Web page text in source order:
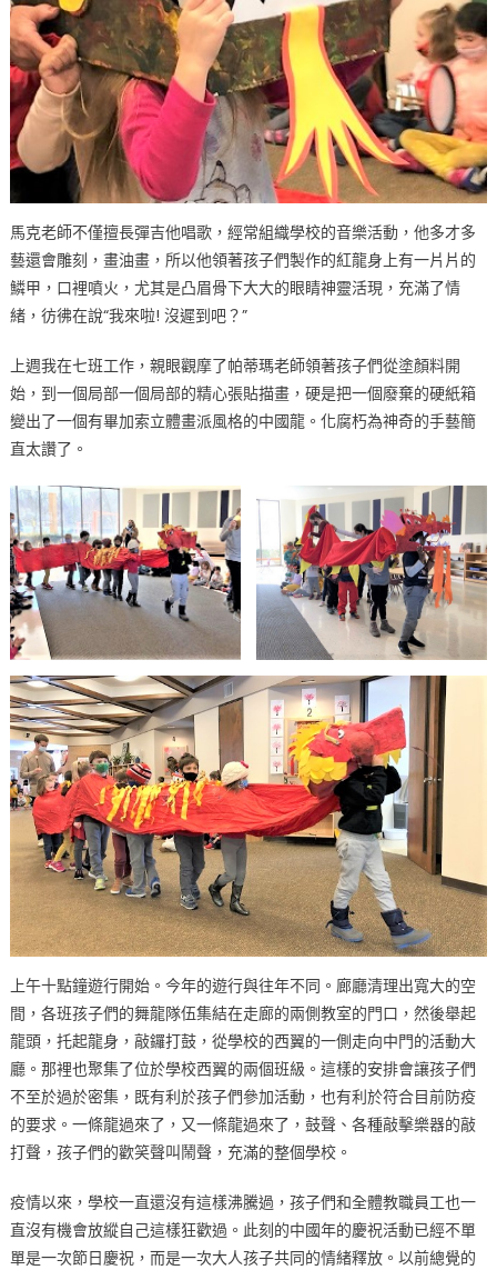
馬克老師不僅擅長彈吉他唱歌，經常組織學校的音樂活動，他多才多
藝還會雕刻，畫油畫，所以他領著孩子們製作的紅龍身上有一片片的
鱗甲，口裡噴火，尤其是凸眉骨下大大的眼睛神靈活現，充滿了情
緒，彷彿在說“我來啦! 沒遲到吧？”
上週我在七班工作，親眼觀摩了帕蒂瑪老師領著孩子們從塗顏料開
始，到一個局部一個局部的精心張貼描畫，硬是把一個廢棄的硬紙箱
變出了一個有畢加索立體畫派風格的中國龍。化腐朽為神奇的手藝簡
直太讚了。
上午十點鐘遊行開始。今年的遊行與往年不同。廊廳清理出寬大的空
間，各班孩子們的舞龍隊伍集結在走廊的兩側教室的門口，然後舉起
龍頭，托起龍身，敲鑼打鼓，從學校的西翼的一側走向中門的活動大
廳。那裡也聚集了位於學校西翼的兩個班級。這樣的安排會讓孩子們
不至於過於密集，既有利於孩子們參加活動，也有利於符合目前防疫
的要求。一條龍過來了，又一條龍過來了，鼓聲、各種敲擊樂器的敲
打聲，孩子們的歡笑聲叫鬧聲，充滿的整個學校。
疫情以來，學校一直還沒有這樣沸騰過，孩子們和全體教職員工也一
直沒有機會放縱自己這樣狂歡過。此刻的中國年的慶祝活動已經不單
單是一次節日慶祝，而是一次大人孩子共同的情緒釋放。以前總覺的